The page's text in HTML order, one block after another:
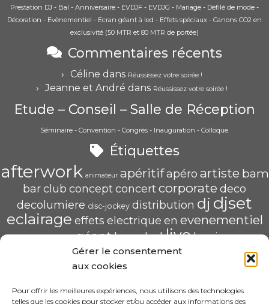
Gérer le consentement
aux cookies
Pour offrir les meilleures expériences, nous utilisons des technologies
telles que les cookies pour stocker et/ou accéder aux informations des
Prestation DJ - Bal - Anniversaire - EVDJF - EVDJG - Mariage - Défilé de mode -
Décoration - Evènementiel - Ecran géant à led - Effets spéciaux - Canons CO2 en
exclusivité (50 MTR et 80 MTR de portée)
Commentaires récents
Céline dans Réussissez votre soirée !
Jeanne et André dans Réussissez votre soirée !
Etude – Conseil – Salle de Réception
Séminaire - Convention - Congrès - Inauguration - Colloque.
Étiquettes
afterwork animateur apéritif apéro artiste bam
barclub conceptconcertcorporate deco
decolumiere disc-jockey distribution dj djset
eclairage effets electrique en evenementiel
groupegéanthaugledlivelumiere
mariagemise mix pau POP U L'AIR radio
saschahaugscenique soirée
spécialiste structure video écran